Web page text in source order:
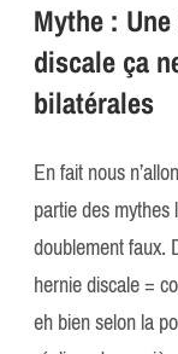
Mythe :
discale ça
bilatérales
En fait nous
partie des
doublement faux.
hernie discale =
eh bien selon la